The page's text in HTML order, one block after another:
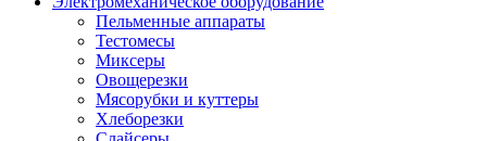
Пельменные аппараты
Тестомесы
Миксеры
Овощерезки
Мясорубки и куттеры
Хлеборезки